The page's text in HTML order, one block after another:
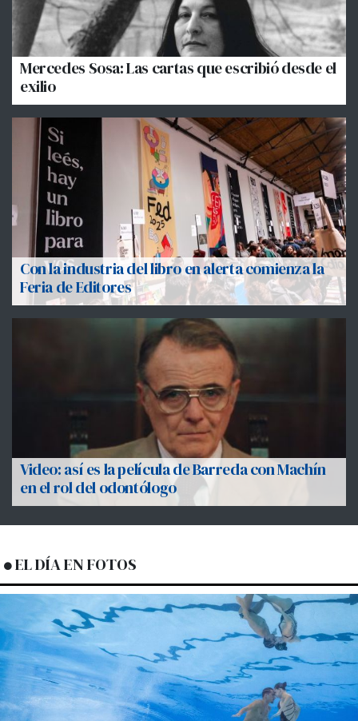
Con la industria del libro en alerta comienza la
Feria de Editores
Mercedes Sosa: Las cartas que escribió desde el
exilio
Video: así es la película de Barreda con Machín
en el rol del odontólogo
EL DÍA EN FOTOS